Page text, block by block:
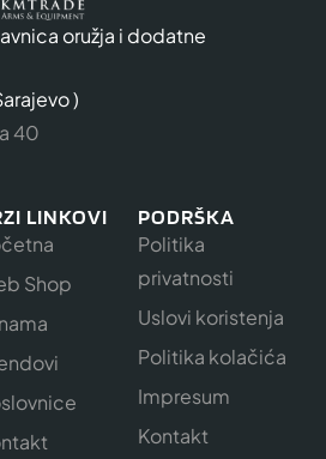
oružja i dodatne
)
40
LINKOVI
Shop
PODRŠKA
Politika
privatnosti
Uslovi koristenja
Politika kolačića
Impresum
Kontakt